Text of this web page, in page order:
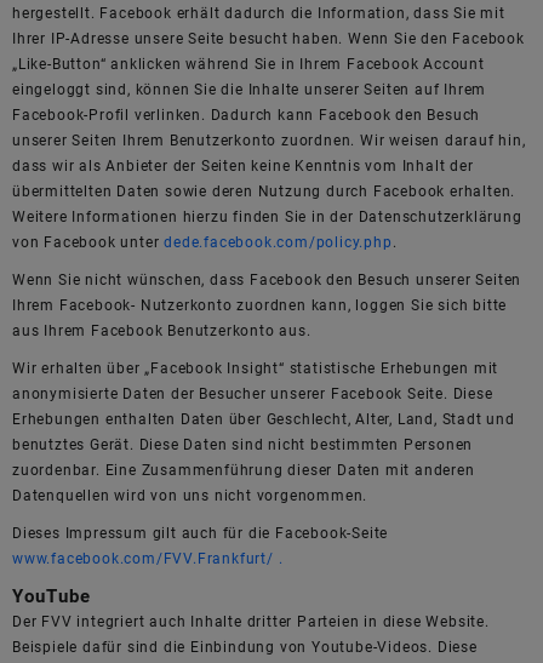
hergestellt. Facebook erhält dadurch die Information, dass Sie mit
Ihrer IP-Adresse unsere Seite besucht haben. Wenn Sie den Facebook
„Like-Button“ anklicken während Sie in Ihrem Facebook Account
eingeloggt sind, können Sie die Inhalte unserer Seiten auf Ihrem
Facebook-Profil verlinken. Dadurch kann Facebook den Besuch
unserer Seiten Ihrem Benutzerkonto zuordnen. Wir weisen darauf hin,
dass wir als Anbieter der Seiten keine Kenntnis vom Inhalt der
übermittelten Daten sowie deren Nutzung durch Facebook erhalten.
Weitere Informationen hierzu finden Sie in der Datenschutzerklärung
von Facebook unterdede.facebook.com/policy.php .
Wenn Sie nicht wünschen, dass Facebook den Besuch unserer Seiten
Ihrem Facebook- Nutzerkonto zuordnen kann, loggen Sie sich bitte
aus Ihrem Facebook Benutzerkonto aus.
Wir erhalten über „Facebook Insight“ statistische Erhebungen mit
anonymisierte Daten der Besucher unserer Facebook Seite. Diese
Erhebungen enthalten Daten über Geschlecht, Alter, Land, Stadt und
benutztes Gerät. Diese Daten sind nicht bestimmten Personen
zuordenbar. Eine Zusammenführung dieser Daten mit anderen
Datenquellen wird von uns nicht vorgenommen.
Dieses Impressum gilt auch für die Facebook-Seite
www.facebook.com/FVV.Frankfurt/ .
YouTube
Der FVV integriert auch Inhalte dritter Parteien in diese Website.
Beispiele dafür sind die Einbindung von Youtube-Videos. Diese